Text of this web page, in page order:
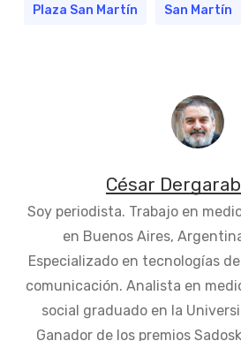
Plaza San Martín San Martín
César
Soy periodista. Trabajo en
en Buenos Aires,
Especializado en tecnologías
comunicación. Analista en
social graduado en la
Ganador de los premios